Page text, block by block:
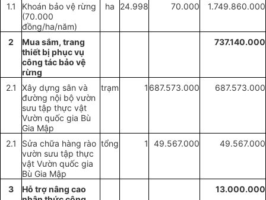
1.1 Khoán bảo vệ rừng
(70.000
đồng/ha/năm)
ha 24.998 70.000 1.749.860.000
2
Mua sắm, trang
thiết bị phục vụ
công tác bảo vệ
rừng
737.140.000
2.1
Xây dựng sân và
đường nội bộ vườn
sưu tập thực vật
Vườn quốc gia Bù
Gia Mập
trạm 1 687.573.000 687.573.000
2.1
Sửa chữa hàng rào
vườn sưu tập thực
vật Vườn quốc gia
Bù Gia Mập
tổng 1 49.567.000 49.567.000
3
Hỗ trợ nâng cao
13.000.000